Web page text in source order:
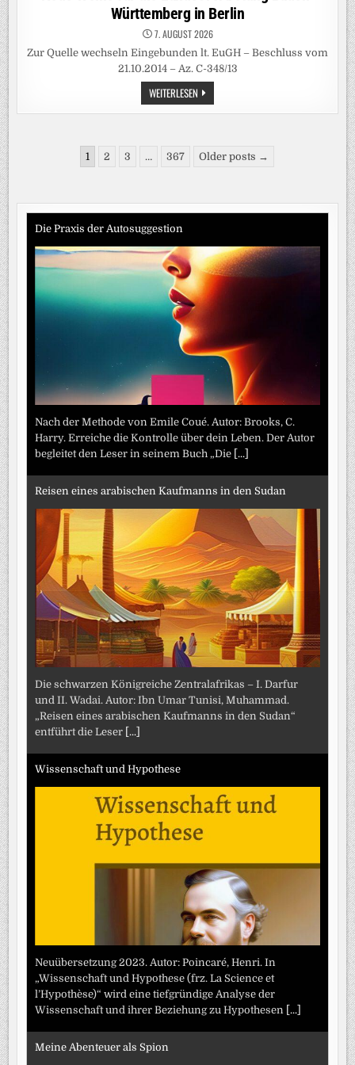
Württemberg in Berlin
7. AUGUST 2026
Zur Quelle wechseln Eingebunden lt. EuGH – Beschluss vom
21.10.2014 – Az. C-348/13
WEITERLESEN NEUE
WEINE
FÜR
WÜRTTEMBERG
IN
Seitennummerierung
Beiträge
1 2 3 … 367 Older posts →
Die Praxis der Autosuggestion
Nach der Methode von Emile Coué. Autor: Brooks, C.
Harry. Erreiche die Kontrolle über dein Leben. Der Autor
begleitet den Leser in seinem Buch „Die [...]
Reisen eines arabischen Kaufmanns in den Sudan
Die schwarzen Königreiche Zentralafrikas – I. Darfur
und II. Wadai. Autor: Ibn Umar Tunisi, Muhammad.
„Reisen eines arabischen Kaufmanns in den Sudan“
entführt die Leser [...]
Wissenschaft und Hypothese
Neuübersetzung 2023. Autor: Poincaré, Henri. In
„Wissenschaft und Hypothese (frz. La Science et
l’Hypothèse)“ wird eine tiefgründige Analyse der
Wissenschaft und ihrer Beziehung zu Hypothesen [...]
Meine Abenteuer als Spion